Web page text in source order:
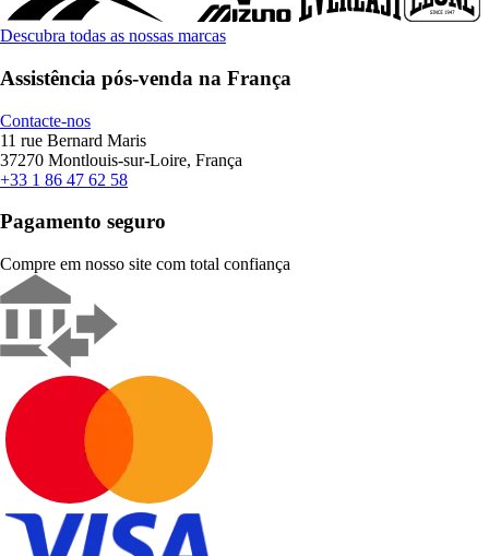
Descubra todas as nossas marcas
Assistência pós-venda na França
Contacte-nos
11 rue Bernard Maris
37270 Montlouis-sur-Loire, França
+33 1 86 47 62 58
Pagamento seguro
Compre em nosso site com total confiança